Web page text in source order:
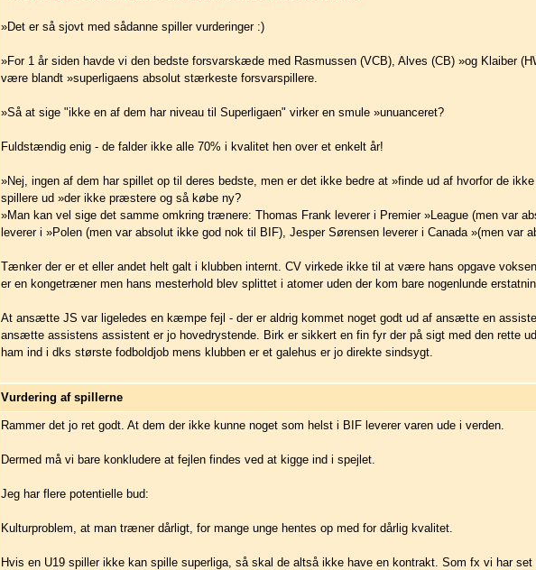
»Det er så sjovt med sådanne spiller vurderinger :)
»For 1 år siden havde vi den bedste forsvarskæde med Rasmussen (VCB), Alves (CB) »og Klaiber
være blandt »superligaens absolut stærkeste forsvarspillere.
»Så at sige "ikke en af dem har niveau til Superligaen" virker en smule »unuanceret?
Fuldstændig enig - de falder ikke alle 70% i kvalitet hen over et enkelt år!
»Nej, ingen af dem har spillet op til deres bedste, men er det ikke bedre at »finde ud af hvorfor de
spillere ud »der ikke præstere og så købe ny?
»Man kan vel sige det samme omkring trænere: Thomas Frank leverer i Premier »League (men var
leverer i »Polen (men var absolut ikke god nok til BIF), Jesper Sørensen leverer i Canada »(men var
Tænker der er et eller andet helt galt i klubben internt. CV virkede ikke til at være hans opgave
er en kongetræner men hans mesterhold blev splittet i atomer uden der kom bare nogenlunde
At ansætte JS var ligeledes en kæmpe fejl - der er aldrig kommet noget godt ud af ansætte en
ansætte assistens assistent er jo hovedrystende. Birk er sikkert en fin fyr der på sigt med den rette
ham ind i dks største fodboldjob mens klubben er et galehus er jo direkte sindsygt.
Vurdering af spillerne
Rammer det jo ret godt. At dem der ikke kunne noget som helst i BIF leverer varen ude i verden.
Dermed må vi bare konkludere at fejlen findes ved at kigge ind i spejlet.
Jeg har flere potentielle bud:
Kulturproblem, at man træner dårligt, for mange unge hentes op med for dårlig kvalitet.
Hvis en U19 spiller ikke kan spille superliga, så skal de altså ikke have en kontrakt. Som fx vi har